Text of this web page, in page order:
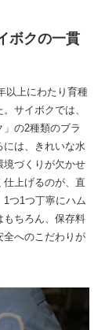
ボクの一貫
以上にわたり育種
サイボクでは、
」の2種類のブラ
には、きれいな水
境づくりが欠かせ
仕上げるのが、直
つ1つ丁寧にハム
もちろん、保存料
全へのこだわりが